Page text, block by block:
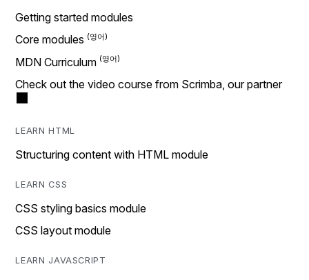
Getting started modules
Core modules
MDN Curriculum
Check out the video course from Scrimba, our partner
LEARN HTML
Structuring content with HTML module
LEARN CSS
CSS styling basics module
CSS layout module
LEARN JAVASCRIPT